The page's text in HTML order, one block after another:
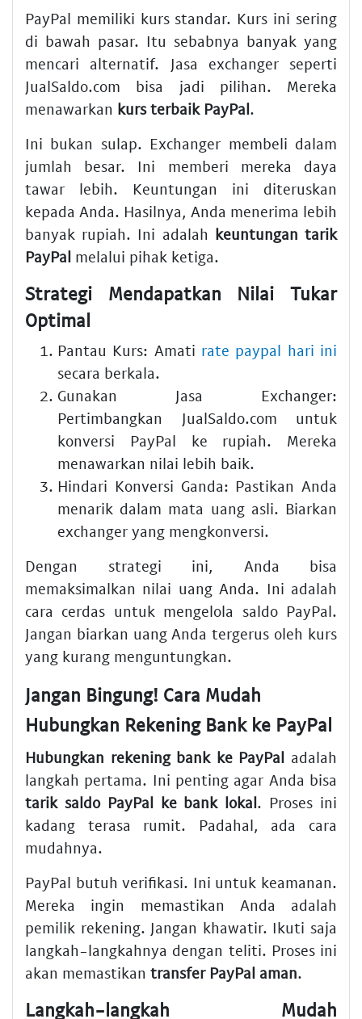
PayPal memiliki kurs standar. Kurs ini sering
di bawah pasar. Itu sebabnya banyak yang
mencari alternatif. Jasa exchanger seperti
JualSaldo.com bisa jadi pilihan. Mereka
menawarkan kurs terbaik PayPal.
Ini bukan sulap. Exchanger membeli dalam
jumlah besar. Ini memberi mereka daya
tawar lebih. Keuntungan ini diteruskan
kepada Anda. Hasilnya, Anda menerima lebih
banyak rupiah. Ini adalah keuntungan tarik
PayPal melalui pihak ketiga.
Strategi Mendapatkan Nilai Tukar
Optimal
Pantau Kurs: Amati rate paypal hari ini
secara berkala.
Gunakan Jasa Exchanger:
Pertimbangkan JualSaldo.com untuk
konversi PayPal ke rupiah. Mereka
menawarkan nilai lebih baik.
Hindari Konversi Ganda: Pastikan Anda
menarik dalam mata uang asli. Biarkan
exchanger yang mengkonversi.
Dengan strategi ini, Anda bisa
memaksimalkan nilai uang Anda. Ini adalah
cara cerdas untuk mengelola saldo PayPal.
Jangan biarkan uang Anda tergerus oleh kurs
yang kurang menguntungkan.
Jangan Bingung! Cara Mudah
Hubungkan Rekening Bank ke PayPal
Hubungkan rekening bank ke PayPal adalah
langkah pertama. Ini penting agar Anda bisa
tarik saldo PayPal ke bank lokal. Proses ini
kadang terasa rumit. Padahal, ada cara
mudahnya.
PayPal butuh verifikasi. Ini untuk keamanan.
Mereka ingin memastikan Anda adalah
pemilik rekening. Jangan khawatir. Ikuti saja
langkah-langkahnya dengan teliti. Proses ini
akan memastikan transfer PayPal aman.
Langkah-langkah Mudah